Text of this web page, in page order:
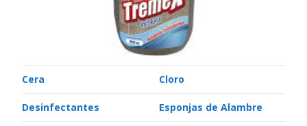
Cera Cloro
Desinfectantes Esponjas de Alambre